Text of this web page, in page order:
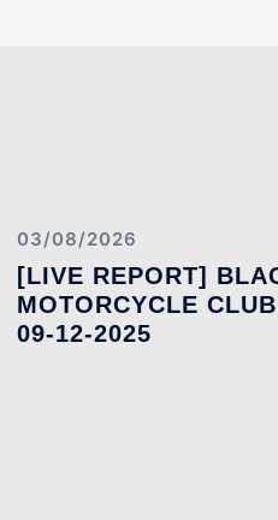
03/08/2026
[LIVE REPORT]
MOTORCYCLE
09-12-2025